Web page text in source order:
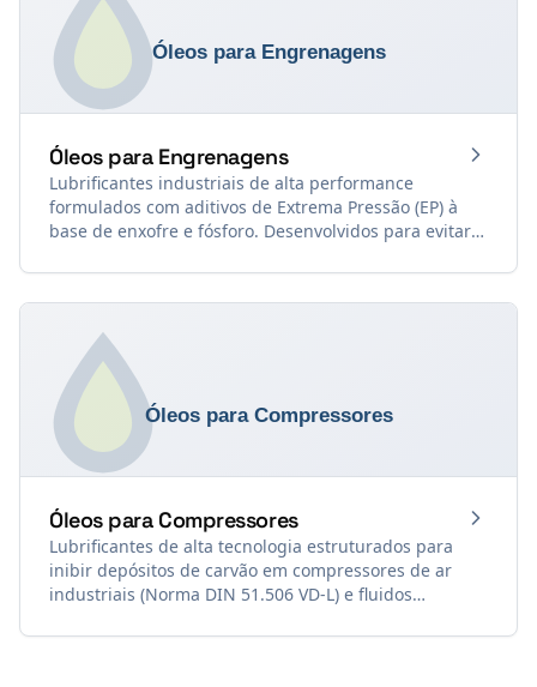
Óleos para Engrenagens
Lubrificantes industriais de alta performance
formulados com aditivos de Extrema Pressão (EP) à
base de enxofre e fósforo. Desenvolvidos para evitar o
cargas de choque. Formulados com base nos
requisitos da norma de referência DIN 51.517 Parte 3
Óleos para Compressores
Lubrificantes de alta tecnologia estruturados para
inibir depósitos de carvão em compressores de ar
industriais (Norma DIN 51.506 VD-L) e fluidos
com gás amônia (Norma DIN 51.503).